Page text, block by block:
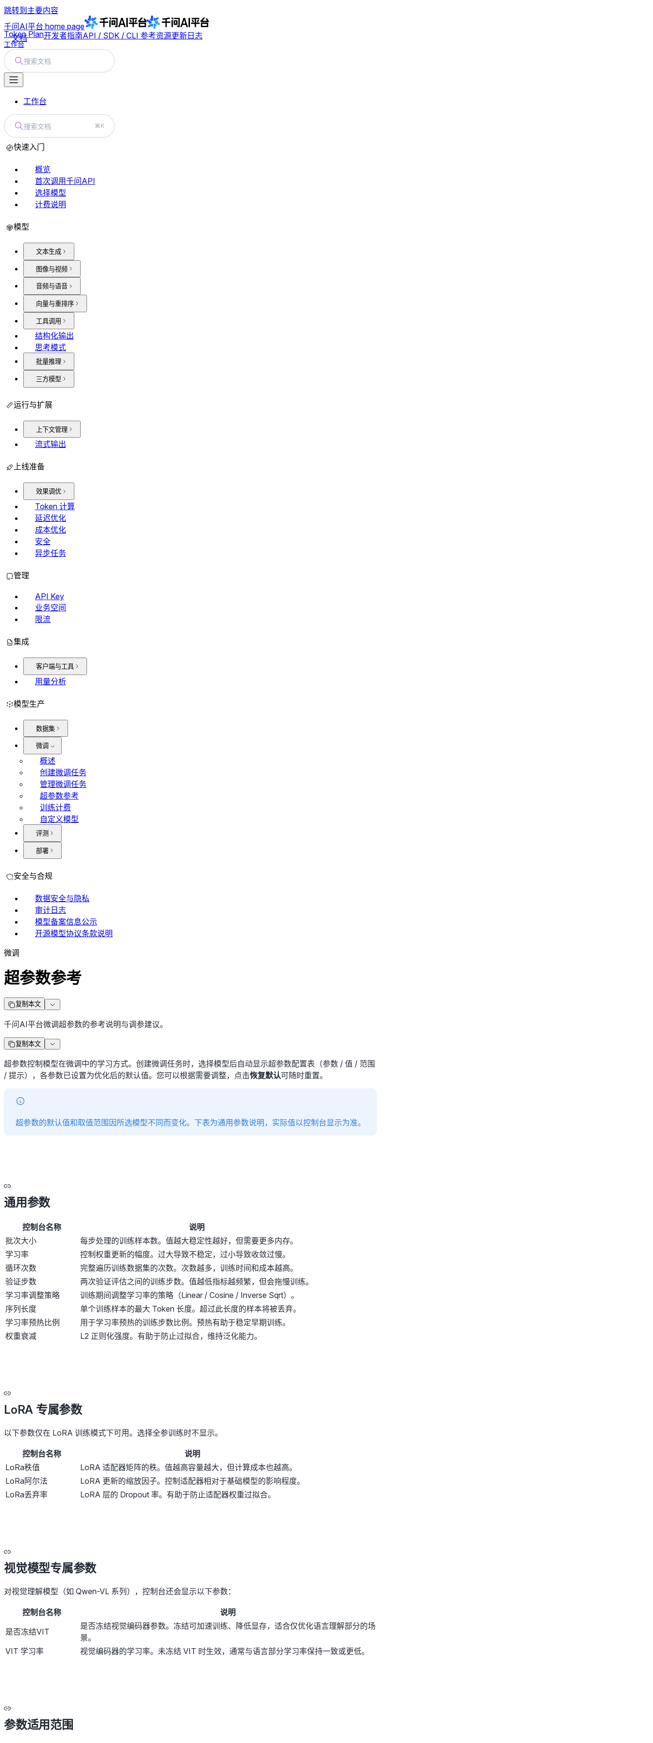
跳转到主要内容
千问AI平台 home page
文档
Token Plan开发者指南API / SDK / CLI 参考资源更新日志
工作台
搜索文档
工作台
搜索文档 ⌘K
快速入门
概览
首次调用千问API
选择模型
计费说明
模型
文本生成
图像与视频
音频与语音
向量与重排序
工具调用
结构化输出
思考模式
批量推理
三方模型
运行与扩展
上下文管理
流式输出
上线准备
效果调优
Token 计算
延迟优化
成本优化
安全
异步任务
管理
API Key
业务空间
限流
集成
客户端与工具
用量分析
模型生产
数据集
微调
概述
创建微调任务
管理微调任务
超参数参考
训练计费
自定义模型
评测
部署
安全与合规
数据安全与隐私
审计日志
模型备案信息公示
开源模型协议条款说明
微调
超参数参考
复制本文
千问AI平台微调超参数的参考说明与调参建议。
复制本文
超参数控制模型在微调中的学习方式。创建微调任务时，选择模型后自动显示超参数配置表（参数 / 值 / 范围
/ 提示），各参数已设置为优化后的默认值。您可以根据需要调整，点击恢复默认可随时重置。
超参数的默认值和取值范围因所选模型不同而变化。下表为通用参数说明，实际值以控制台显示为准。
通用参数
控制台名称
说明
批次大小
每步处理的训练样本数。值越大稳定性越好，但需要更多内存。
学习率
控制权重更新的幅度。过大导致不稳定，过小导致收敛过慢。
循环次数
完整遍历训练数据集的次数。次数越多，训练时间和成本越高。
验证步数
两次验证评估之间的训练步数。值越低指标越频繁，但会拖慢训练。
学习率调整策略
训练期间调整学习率的策略（Linear / Cosine / Inverse Sqrt）。
序列长度
单个训练样本的最大 Token 长度。超过此长度的样本将被丢弃。
学习率预热比例
用于学习率预热的训练步数比例。预热有助于稳定早期训练。
权重衰减
L2 正则化强度。有助于防止过拟合，维持泛化能力。
LoRA 专属参数
以下参数仅在 LoRA 训练模式下可用。选择全参训练时不显示。
控制台名称
说明
LoRa秩值
LoRA 适配器矩阵的秩。值越高容量越大，但计算成本也越高。
LoRa阿尔法
LoRA 更新的缩放因子。控制适配器相对于基础模型的影响程度。
LoRa丢弃率
LoRA 层的 Dropout 率。有助于防止适配器权重过拟合。
视觉模型专属参数
对视觉理解模型（如 Qwen-VL 系列），控制台还会显示以下参数：
控制台名称
说明
是否冻结VIT
是否冻结视觉编码器参数。冻结可加速训练、降低显存，适合仅优化语言理解部分的场
景。
VIT 学习率
视觉编码器的学习率。未冻结 VIT 时生效，通常与语言部分学习率保持一致或更低。
参数适用范围